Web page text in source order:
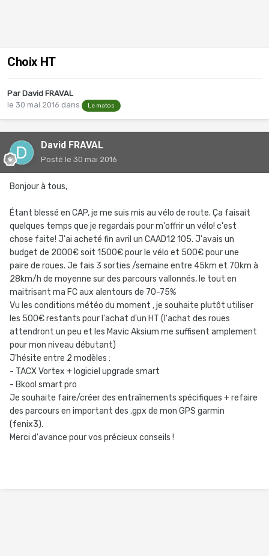
Choix HT
Par David FRAVAL
le 30 mai 2016 dans Le matos
David FRAVAL
Posté le 30 mai 2016
Bonjour à tous,
Étant blessé en CAP, je me suis mis au vélo de route. Ça faisait
quelques temps que je regardais pour m'offrir un vélo! c'est
chose faite! J'ai acheté fin avril un CAAD12 105. J'avais un
budget de 2000€ soit 1500€ pour le vélo et 500€ pour une
paire de roues. Je fais 3 sorties /semaine entre 45km et 70km à
28km/h de moyenne sur des parcours vallonnés, le tout en
maitrisant ma FC aux alentours de 70-75%
Vu les conditions météo du moment , je souhaite plutôt utiliser
les 500€ restants pour l'achat d'un HT (l'achat des roues
attendront un peu et les Mavic Aksium me suffisent amplement
pour mon niveau débutant)
J'hésite entre 2 modèles :
- TACX Vortex + logiciel upgrade smart
- Bkool smart pro
Je souhaite faire/créer des entraînements spécifiques + refaire
des parcours en important des .gpx de mon GPS garmin
(fenix3).
Merci d'avance pour vos précieux conseils !